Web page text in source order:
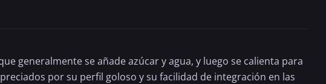
generalmente se añade azúcar y agua, y luego se calienta para
por su perfil goloso y su facilidad de integración en las